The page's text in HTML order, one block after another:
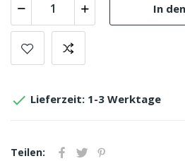
In
 Lieferzeit: 1-3 Werktage
Teilen: